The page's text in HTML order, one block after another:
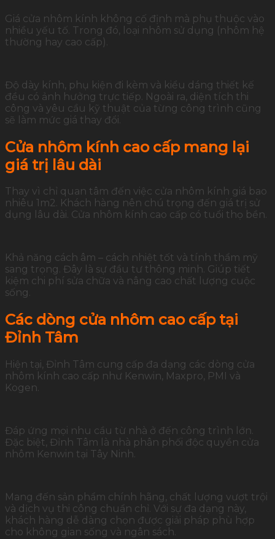
Giá cửa nhôm kính không cố định mà phụ thuộc vào
nhiều yếu tố. Trong đó, loại nhôm sử dụng (nhôm hệ
thường hay cao cấp).
Độ dày kính, phụ kiện đi kèm và kiểu dáng thiết kế
đều có ảnh hưởng trực tiếp. Ngoài ra, diện tích thi
công và yêu cầu kỹ thuật của từng công trình cũng
sẽ làm mức giá thay đổi.
Cửa nhôm kính cao cấp mang lại
giá trị lâu dài
Thay vì chỉ quan tâm đến việc cửa nhôm kính giá bao
nhiêu 1m2. Khách hàng nên chú trọng đến giá trị sử
dụng lâu dài. Cửa nhôm kính cao cấp có tuổi thọ bền.
Khả năng cách âm – cách nhiệt tốt và tính thẩm mỹ
sang trọng. Đây là sự đầu tư thông minh. Giúp tiết
kiệm chi phí sửa chữa và nâng cao chất lượng cuộc
sống.
Các dòng cửa nhôm cao cấp tại
Đỉnh Tâm
Hiện tại, Đỉnh Tâm cung cấp đa dạng các dòng cửa
nhôm kính cao cấp như Kenwin, Maxpro, PMI và
Kogen.
Đáp ứng mọi nhu cầu từ nhà ở đến công trình lớn.
Đặc biệt, Đỉnh Tâm là nhà phân phối độc quyền cửa
nhôm Kenwin tại Tây Ninh.
Mang đến sản phẩm chính hãng, chất lượng vượt trội
và dịch vụ thi công chuẩn chỉ. Với sự đa dạng này,
khách hàng dễ dàng chọn được giải pháp phù hợp
cho không gian sống và ngân sách.